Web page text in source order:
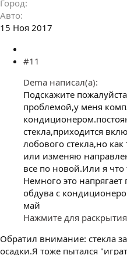
Город
Авто
15 Ноя 2017
#11
Dema написал(а):
Подскажите
проблемой,у меня
стекла,приходится
лобового стекла,но
или изменяю
все по новой.Или я что
Немного это
обдува с
май
Нажмите для
Обратил внимание: стекла
осадки.Я тоже пытался